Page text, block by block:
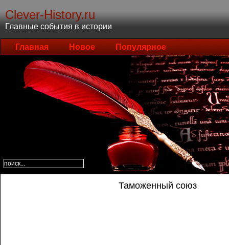
Clever-History.ru
Главные события в истории
Главная Новое Популярное
Таможенный союз